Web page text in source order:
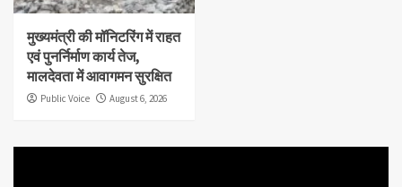
मुख्यमंत्री की मॉनिटरिंग में राहत
एवं पुनर्निर्माण कार्य तेज,
मालदेवता में आवागमन सुरक्षित
Public Voice August 6, 2026